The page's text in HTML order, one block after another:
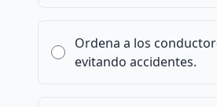
Ordena a los
evitando accidentes.